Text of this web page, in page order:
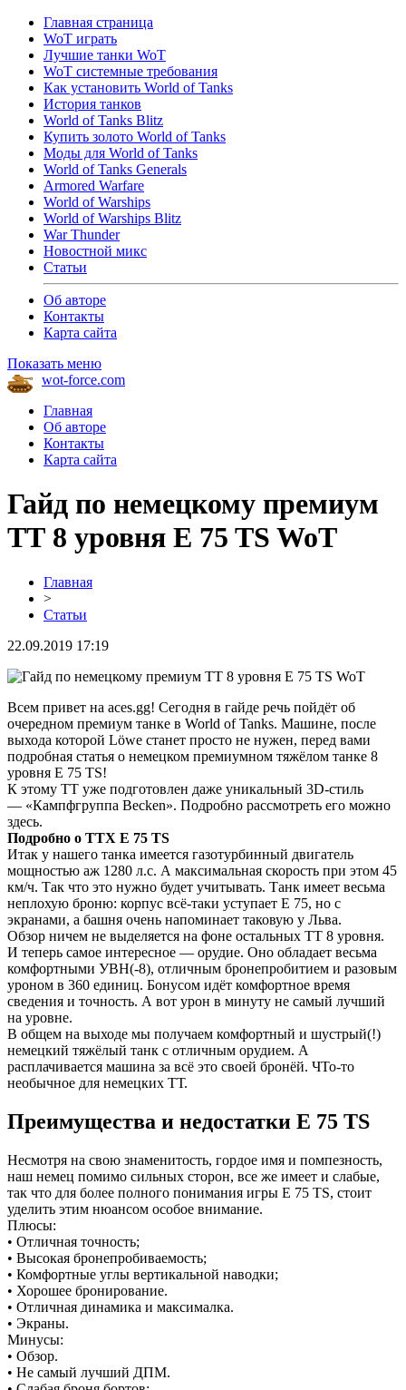
Главная страница
WoT играть
Лучшие танки WoT
WoT системные требования
Как установить World of Tanks
История танков
World of Tanks Blitz
Купить золото World of Tanks
Моды для World of Tanks
World of Tanks Generals
Armored Warfare
World of Warships
World of Warships Blitz
War Thunder
Новостной микс
Статьи
Об авторе
Контакты
Карта сайта
Показать меню
wot-force.com
Главная
Об авторе
Контакты
Карта сайта
Гайд по немецкому премиум
ТТ 8 уровня E 75 TS WoT
Главная
>
Статьи
22.09.2019 17:19
Всем привет на aces.gg! Сегодня в гайде речь пойдёт об
очередном премиум танке в World of Tanks. Машине, после
выхода которой Löwe станет просто не нужен, перед вами
подробная статья о немецком премиумном тяжёлом танке 8
уровня E 75 TS!
К этому ТТ уже подготовлен даже уникальный 3D-cтиль
— «Кампфгруппа Becken». Подробно рассмотреть его можно
здесь.
Подробно о ТТХ E 75 TS
Итак у нашего танка имеется газотурбинный двигатель
мощностью аж 1280 л.с. А максимальная скорость при этом 45
км/ч. Так что это нужно будет учитывать. Танк имеет весьма
неплохую броню: корпус всё-таки уступает Е 75, но с
экранами, а башня очень напоминает таковую у Льва.
Обзор ничем не выделяется на фоне остальных ТТ 8 уровня.
И теперь самое интересное — орудие. Оно обладает весьма
комфортными УВН(-8), отличным бронепробитием и разовым
уроном в 360 единиц. Бонусом идёт комфортное время
сведения и точность. А вот урон в минуту не самый лучший
на уровне.
В общем на выходе мы получаем комфортный и шустрый(!)
немецкий тяжёлый танк с отличным орудием. А
расплачивается машина за всё это своей бронёй. ЧТо-то
необычное для немецких ТТ.
Преимущества и недостатки E 75 TS
Несмотря на свою знаменитость, гордое имя и помпезность,
наш немец помимо сильных сторон, все же имеет и слабые,
так что для более полного понимания игры E 75 TS, стоит
уделить этим нюансом особое внимание.
Плюсы:
• Отличная точность;
• Высокая бронепробиваемость;
• Комфортные углы вертикальной наводки;
• Хорошее бронирование.
• Отличная динамика и максималка.
• Экраны.
Минусы:
• Обзор.
• Не самый лучший ДПМ.